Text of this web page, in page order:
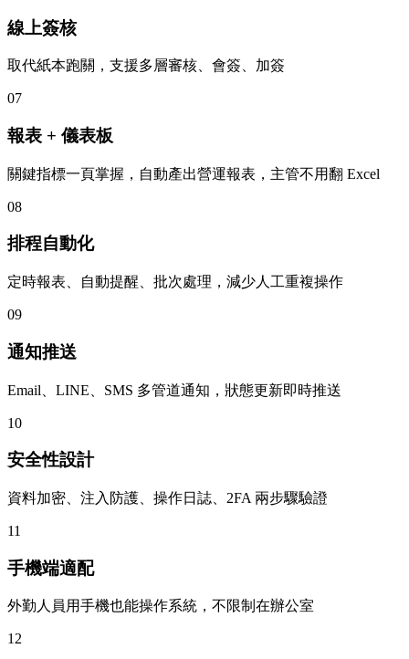
線上簽核
取代紙本跑關，支援多層審核、會簽、加簽
07
報表 + 儀表板
關鍵指標一頁掌握，自動產出營運報表，主管不用翻 Excel
08
排程自動化
定時報表、自動提醒、批次處理，減少人工重複操作
09
通知推送
Email、LINE、SMS 多管道通知，狀態更新即時推送
10
安全性設計
資料加密、注入防護、操作日誌、2FA 兩步驟驗證
11
手機端適配
外勤人員用手機也能操作系統，不限制在辦公室
12